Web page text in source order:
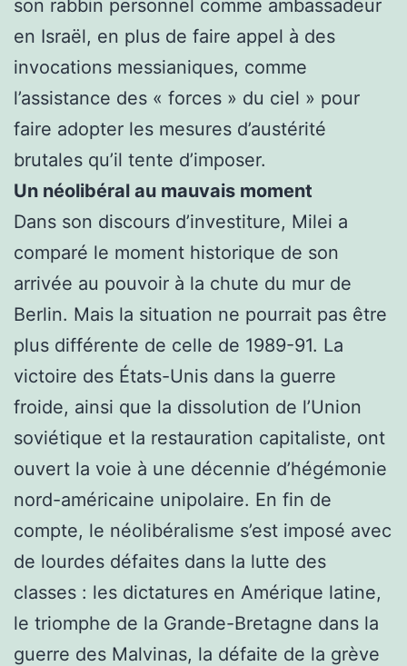
son rabbin personnel comme ambassadeur
en Israël, en plus de faire appel à des
invocations messianiques, comme
l’assistance des « forces » du ciel » pour
faire adopter les mesures d’austérité
brutales qu’il tente d’imposer.
Un néolibéral au mauvais moment
Dans son discours d’investiture, Milei a
comparé le moment historique de son
arrivée au pouvoir à la chute du mur de
Berlin. Mais la situation ne pourrait pas être
plus différente de celle de 1989-91. La
victoire des États-Unis dans la guerre
froide, ainsi que la dissolution de l’Union
soviétique et la restauration capitaliste, ont
ouvert la voie à une décennie d’hégémonie
nord-américaine unipolaire. En fin de
compte, le néolibéralisme s’est imposé avec
de lourdes défaites dans la lutte des
classes : les dictatures en Amérique latine,
le triomphe de la Grande-Bretagne dans la
guerre des Malvinas, la défaite de la grève